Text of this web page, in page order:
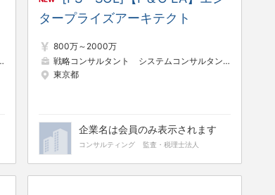
タープライズアーキテクト
800万～2000万
戦略コンサルタント
システムコンサルタント
東京都
企業名は会員のみ表示されます
コンサルティング 監査・税理士法人